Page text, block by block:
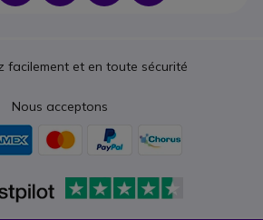
facilement et en toute sécurité
Nous acceptons